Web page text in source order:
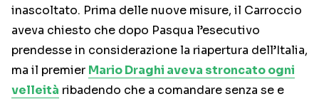
inascoltato. Prima delle nuove misure, il Carroccio
aveva chiesto che dopo Pasqua l’esecutivo
prendesse in considerazione la riapertura dell’Italia,
ma il premier Mario Draghi aveva stroncato ogni
velleità ribadendo che a comandare senza se e